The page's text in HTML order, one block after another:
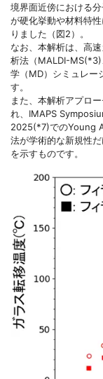
境界面近傍における
が硬化挙動や材料特
りました（図2）。
なお、本解析は、高
析法（MALDI-MS(*3)
学（MD）シミュレー
す。
また、本解析アプロ
れ、IMAPS
2025(*7)でのYoung
法が学術的な新規性
を示すものです。